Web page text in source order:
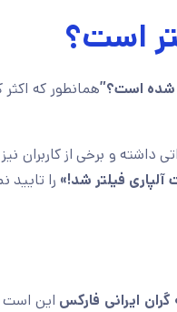
است؟
شده است؟”همانطور که اکثر
داشته و برخی از کاربران
آلپاری فیلتر شد!» را تایید
گران ایرانی فارکس این است